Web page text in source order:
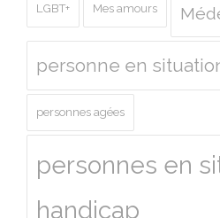
LGBT+ Mes amours
personne en
personnes agées
personnes en
handicap